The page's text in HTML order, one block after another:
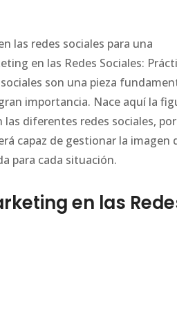
las redes sociales para una
en las Redes Sociales:
son una pieza
importancia. Nace aquí la
las diferentes redes sociales, por
capaz de gestionar la imagen
para cada situación.
en las